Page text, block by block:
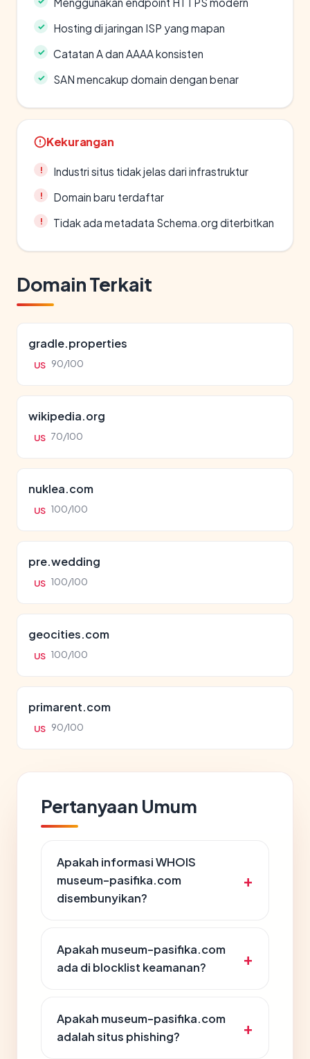
Hosting di jaringan ISP yang mapan
Catatan A dan AAAA konsisten
SAN mencakup domain dengan benar
Kekurangan
Industri situs tidak jelas dari infrastruktur
Domain baru terdaftar
Tidak ada metadata Schema.org diterbitkan
Domain Terkait
gradle.properties
US 90/100
wikipedia.org
US 70/100
nuklea.com
US 100/100
pre.wedding
US 100/100
geocities.com
US 100/100
primarent.com
US 90/100
Pertanyaan Umum
Apakah informasi WHOIS
museum-pasifika.com
disembunyikan?
Apakah museum-pasifika.com
ada di blocklist keamanan?
Apakah museum-pasifika.com
adalah situs phishing?